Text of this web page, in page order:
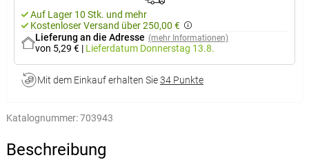
Auf Lager 10 Stk. und mehr
Kostenloser Versand über 250,00 €
Lieferung an die Adresse (mehr Informationen)
von 5,29 € | Lieferdatum Donnerstag 13.8.
Mit dem Einkauf erhalten Sie34 Punkte
Katalognummer:703943
Beschreibung